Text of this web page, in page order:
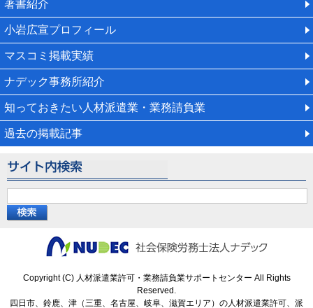
著書紹介
小岩広宣プロフィール
マスコミ掲載実績
ナデック事務所紹介
知っておきたい人材派遣業・業務請負業
過去の掲載記事
Copyright (C) 人材派遣業許可・業務請負業サポートセンター All Rights
Reserved.
四日市、鈴鹿、津（三重、名古屋、岐阜、滋賀エリア）の人材派遣業許可、派